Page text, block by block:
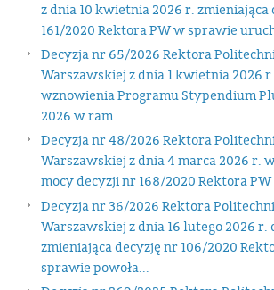
z dnia 10 kwietnia 2026 r. zmieniająca
161/2020 Rektora PW w sprawie
Decyzja nr 65/2026 Rektora
Warszawskiej z dnia 1 kwietnia 2026
wznowienia Programu Stypendium
2026 w ram...
Decyzja nr 48/2026 Rektora
Warszawskiej z dnia 4 marca 2026 r.
mocy decyzji nr 168/2020 Rektora PW
Decyzja nr 36/2026 Rektora
Warszawskiej z dnia 16 lutego 2026 r.
zmieniająca decyzję nr 106/2020
sprawie powoła...